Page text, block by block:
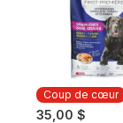
Coup de cœur
35,00 $